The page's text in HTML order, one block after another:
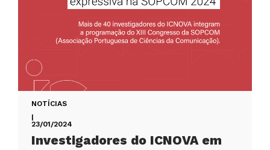
NOTÍCIAS
|
23/01/2024
Investigadores do ICNOVA em